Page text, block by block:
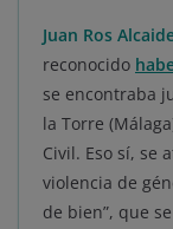
Juan Ros
reconocido
se encontraba
la Torre
Civil. Eso sí, se
violencia de
de bien”, que
Opciones